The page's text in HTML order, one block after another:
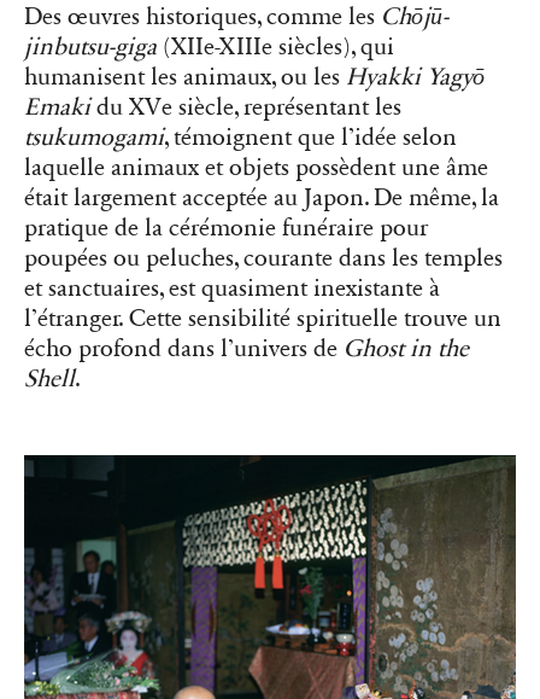
Des œuvres historiques, comme les Chōjū-
jinbutsu-giga (XIIe-XIIIe siècles), qui
humanisent les animaux, ou les Hyakki Yagyō
Emakidu XVe siècle, représentant les
tsukumogami, témoignent que l’idée selon
laquelle animaux et objets possèdent une âme
était largement acceptée au Japon. De même, la
pratique de la cérémonie funéraire pour
poupées ou peluches, courante dans les temples
et sanctuaires, est quasiment inexistante à
l’étranger. Cette sensibilité spirituelle trouve un
écho profond dans l’univers de Ghost in the
Shell.